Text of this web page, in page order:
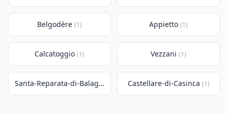
Belgodère (1) Appietto (1)
Calcatoggio (1) Vezzani (1)
Santa-Reparata-di-Balagna Castellare-di-Casinca (1)